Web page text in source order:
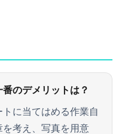
のデメリットは？
トに当てはめる作業自
考え、写真を用意